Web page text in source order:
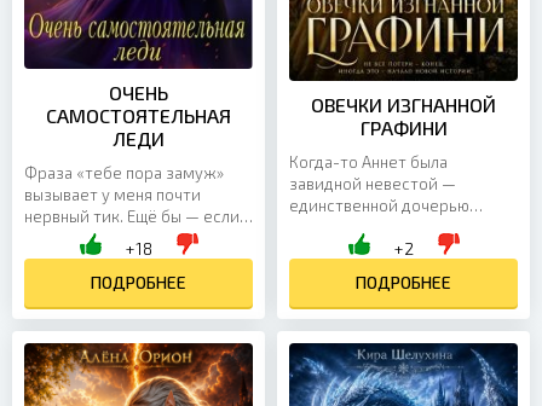
ОЧЕНЬ
САМОСТОЯТЕЛЬНАЯ
ЛЕДИ
Фраза «тебе пора замуж»
вызывает у меня почти
нервный тик. Ещё бы — если
бы не бабушка, которая
столько лет прятала меня от
матримониальных планов...
+18
ПОДРОБНЕЕ
ОВЕЧКИ ИЗГНАННОЙ
ГРАФИНИ
Когда-то Аннет была
завидной невестой —
единственной дочерью
открывало перед ней все
позади, и...
+2
ПОДРОБНЕЕ